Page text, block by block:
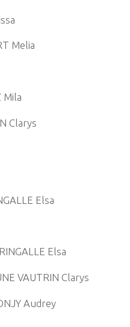
Melia
Mila
Clarys
Elsa
Elsa
VAUTRIN Clarys
Audrey